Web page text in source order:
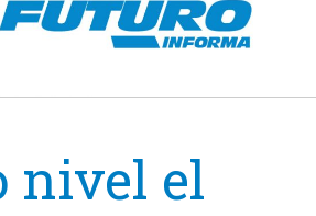
nivel el